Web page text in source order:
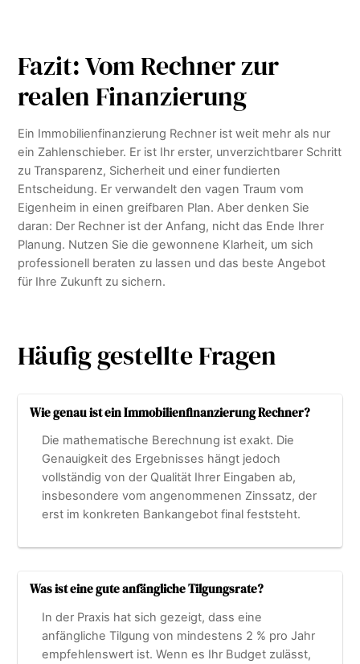
Fazit: Vom Rechner zur
realen Finanzierung
Ein Immobilienfinanzierung Rechner ist weit mehr als nur
ein Zahlenschieber. Er ist Ihr erster, unverzichtbarer Schritt
zu Transparenz, Sicherheit und einer fundierten
Entscheidung. Er verwandelt den vagen Traum vom
Eigenheim in einen greifbaren Plan. Aber denken Sie
daran: Der Rechner ist der Anfang, nicht das Ende Ihrer
Planung. Nutzen Sie die gewonnene Klarheit, um sich
professionell beraten zu lassen und das beste Angebot
für Ihre Zukunft zu sichern.
Häufig gestellte Fragen
Wie genau ist ein Immobilienfinanzierung Rechner?
Die mathematische Berechnung ist exakt. Die
Genauigkeit des Ergebnisses hängt jedoch
vollständig von der Qualität Ihrer Eingaben ab,
insbesondere vom angenommenen Zinssatz, der
erst im konkreten Bankangebot final feststeht.
Was ist eine gute anfängliche Tilgungsrate?
In der Praxis hat sich gezeigt, dass eine
anfängliche Tilgung von mindestens 2 % pro Jahr
empfehlenswert ist. Wenn es Ihr Budget zulässt,